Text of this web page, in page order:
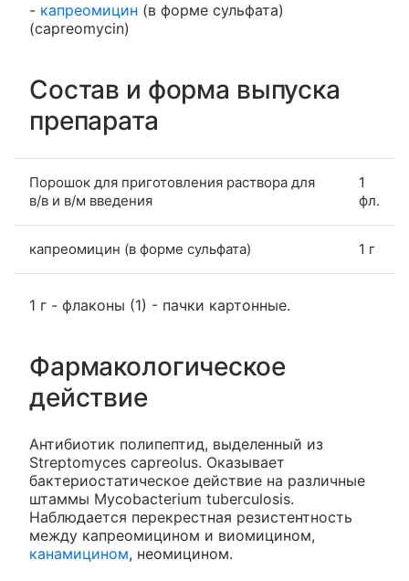
- капреомицин (в форме сульфата)
(capreomycin)
Состав и форма выпуска
препарата
Порошок для приготовления раствора для
в/в и в/м введения
1
фл.
капреомицин (в форме сульфата) 1 г
1 г - флаконы (1) - пачки картонные.
Фармакологическое
действие
Антибиотик полипептид, выделенный из
Streptomyces capreolus. Оказывает
бактериостатическое действие на различные
штаммы Mycobacterium tuberculosis.
Наблюдается перекрестная резистентность
между капреомицином и виомицином,
канамицином, неомицином.